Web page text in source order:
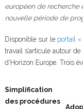
européen de recherche
nouvelle période de
Disponible sur le portail
travail s’articule autour
d’Horizon Europe. Trois
Simplification
des procédures :